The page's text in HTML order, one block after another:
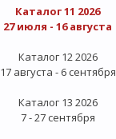
Каталог 11 2026
27 июля - 16 августа
Каталог 12 2026
17 августа - 6 сентября
Каталог 13 2026
7 - 27 сентября